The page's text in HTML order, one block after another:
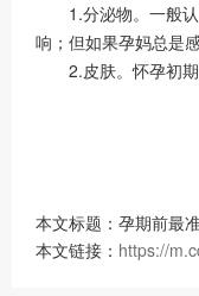
1.分泌物。一般认
响；但如果孕妈总是
2.皮肤。怀孕初期
本文标题：孕期前最
本文链接： https://